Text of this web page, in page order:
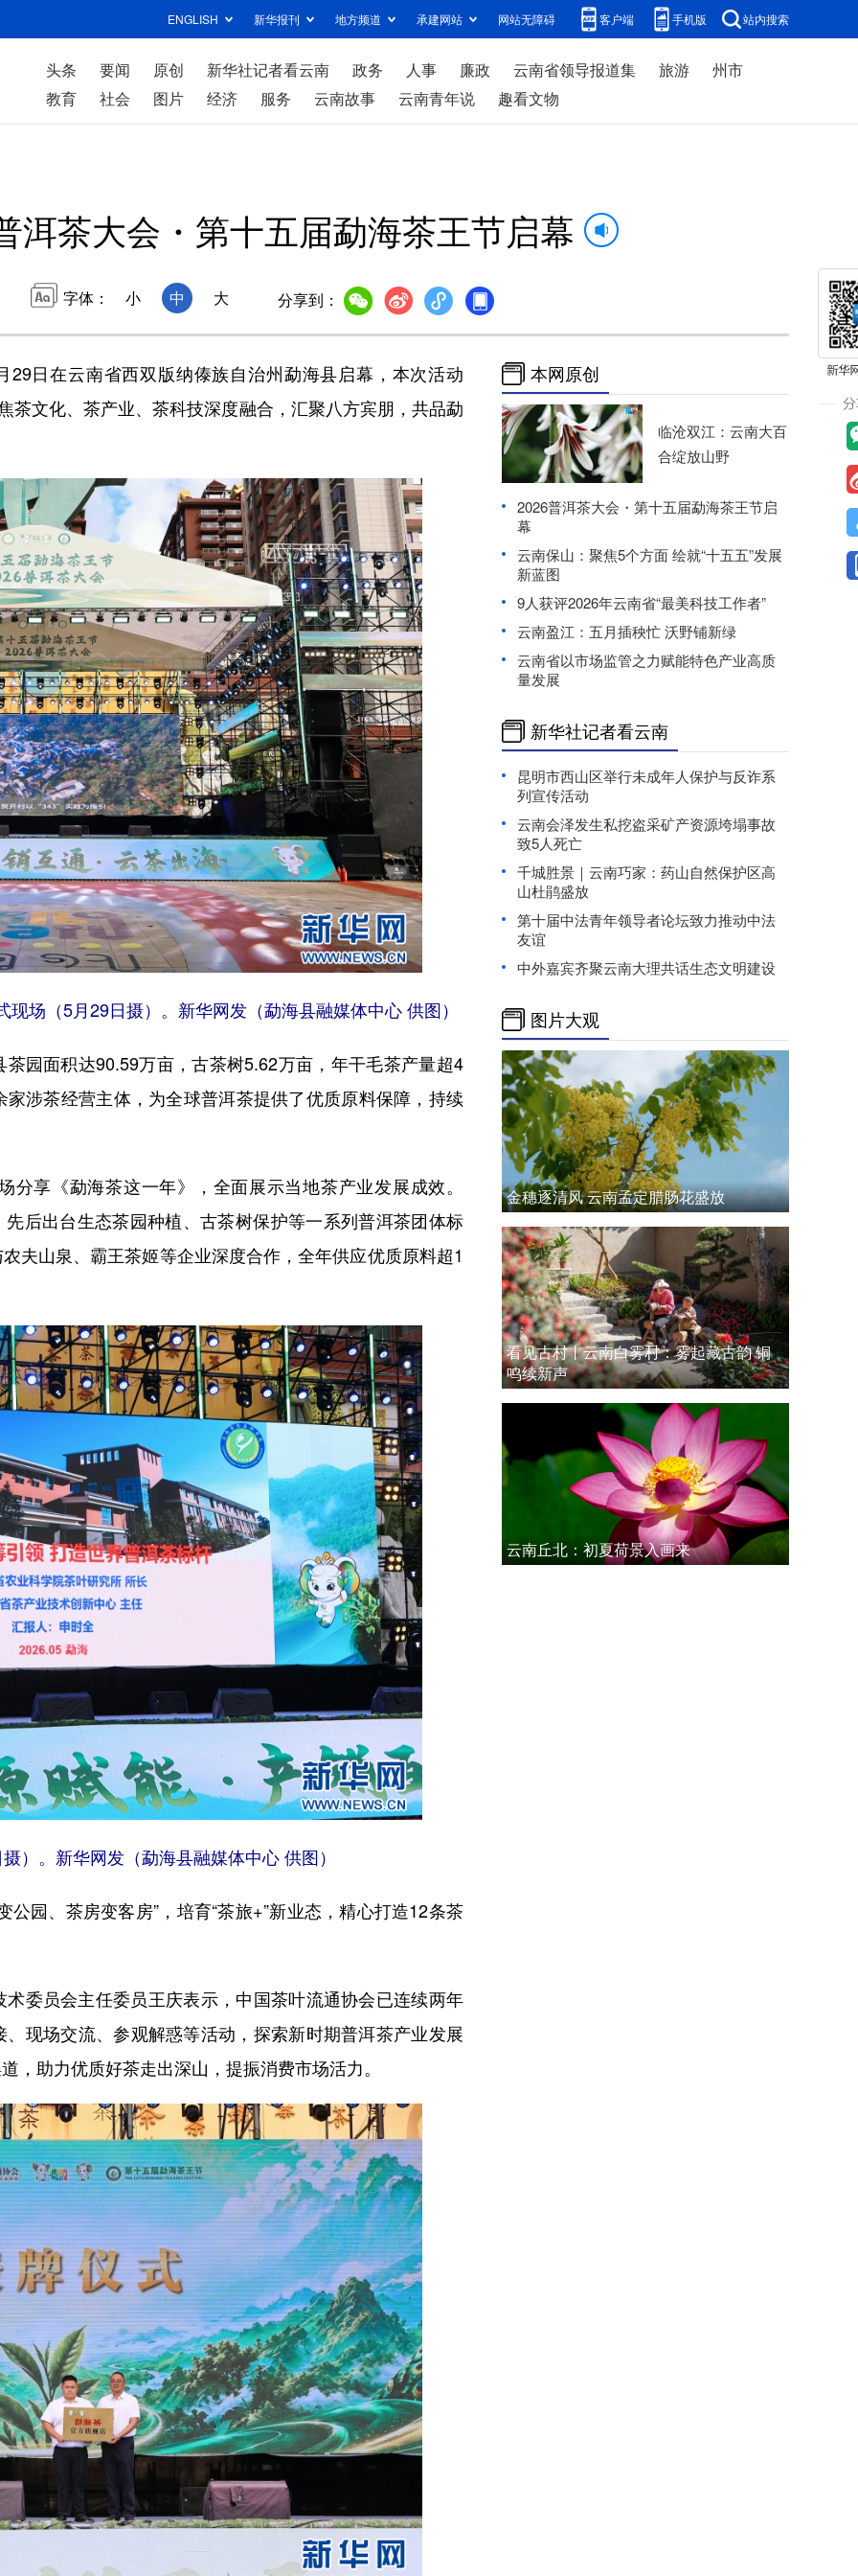
ENGLISH 新华报刊 地方频道 承建网站 网站无障碍 客户端 手机版 站内搜索
头条 要闻 原创 新华社记者看云南 政务 人事 廉政 云南省领导报道集 旅游
州市
教育
社会 图片 经济 服务 云南故事 云南青年说 趣看文物
洱茶大会・第十五届勐海茶王节启幕
字体： 小 中 大 分享到：
在云南省西双版纳傣族自治州勐海县启幕，本次活动
茶文化、茶产业、茶科技深度融合，汇聚八方宾朋，共品勐
场（5月29日摄）。新华网发（勐海县融媒体中心 供图）
面积达90.59万亩，古茶树5.62万亩，年干毛茶产量超4
涉茶经营主体，为全球普洱茶提供了优质原料保障，持续
《勐海茶这一年》，全面展示当地茶产业发展成效。
后出台生态茶园种植、古茶树保护等一系列普洱茶团体标
夫山泉、霸王茶姬等企业深度合作，全年供应优质原料超1
）。新华网发（勐海县融媒体中心 供图）
、茶房变客房”，培育“茶旅+”新业态，精心打造12条茶
员会主任委员王庆表示，中国茶叶流通协会已连续两年
现场交流、参观解惑等活动，探索新时期普洱茶产业发展
，助力优质好茶走出深山，提振消费市场活力。
本网原创
临沧双江：云南大百
合绽放山野
2026普洱茶大会・第十五届勐海茶王节启
幕
云南保山：聚焦5个方面 绘就“十五五”发展
新蓝图
9人获评2026年云南省“最美科技工作者”
云南盈江：五月插秧忙 沃野铺新绿
云南省以市场监管之力赋能特色产业高质
量发展
新华社记者看云南
昆明市西山区举行未成年人保护与反诈系
列宣传活动
云南会泽发生私挖盗采矿产资源垮塌事故
致5人死亡
千城胜景｜云南巧家：药山自然保护区高
山杜鹃盛放
第十届中法青年领导者论坛致力推动中法
友谊
中外嘉宾齐聚云南大理共话生态文明建设
图片大观
金穗逐清风 云南孟定腊肠花盛放
看见古村丨云南白雾村：雾起藏古韵 铜
鸣续新声
云南丘北：初夏荷景入画来